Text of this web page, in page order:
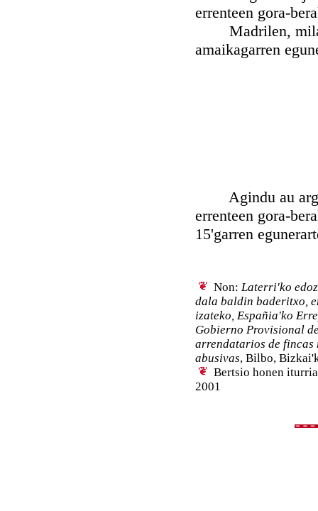
errenteen gora-
Madrilen, mila
amaikagarren
Agindu au
errenteen gora-
15'garren
Non: Laterri'ko
dala baldin baderitxo,
izateko, Españia'ko
Gobierno Provisional
arrendatarios de fincas
abusivas, Bilbo,
Bertsio honen
2001